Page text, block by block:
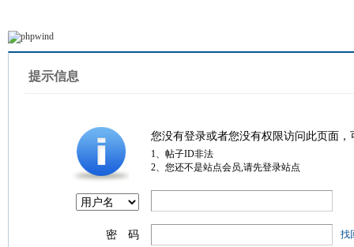
提示信息
您没有登录或者您没有权限访问此页面
1、帖子ID非法
2、您还不是站点会员,请先登录站点
密 码 找